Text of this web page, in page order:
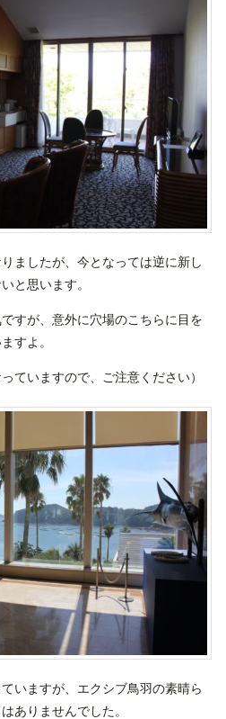
ましたが、今となっては逆に新し
と思います。
すが、意外に穴場のこちらに目を
すよ。
ていますので、ご注意ください）
いますが、エクシブ鳥羽の素晴ら
ありませんでした。